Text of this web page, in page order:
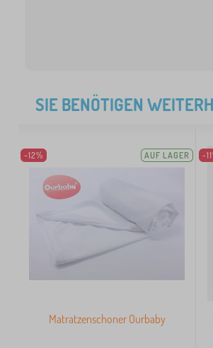
SIE BENÖTIGEN
-12% AUF LAGER
Matratzenschoner Ourbaby
-